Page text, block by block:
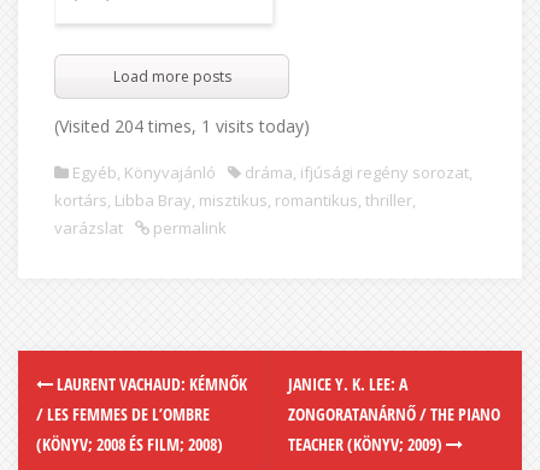
Load more posts
(Visited 204 times, 1 visits today)
Egyéb, Könyvajánló dráma, ifjúsági regény sorozat,
kortárs, Libba Bray, misztikus, romantikus, thriller,
varázslat
permalink
LAURENT VACHAUD: KÉMNŐK
/ LES FEMMES DE L’OMBRE
(KÖNYV; 2008 ÉS FILM; 2008)
JANICE Y. K. LEE: A
ZONGORATANÁRNŐ / THE PIANO
TEACHER (KÖNYV; 2009)